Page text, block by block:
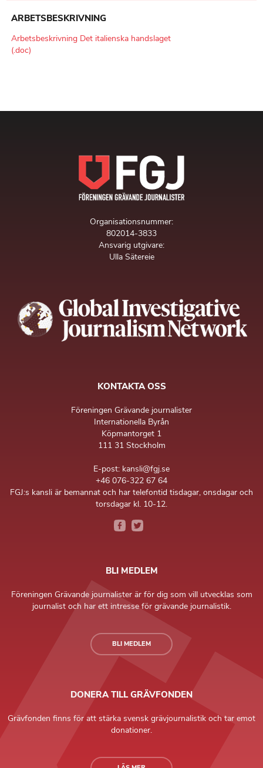
ARBETSBESKRIVNING
Arbetsbeskrivning Det italienska handslaget
(.doc)
Organisationsnummer:
802014-3833
Ansvarig utgivare:
Ulla Sätereie
KONTAKTA OSS
Föreningen Grävande journalister
Internationella Byrån
Köpmantorget 1
111 31 Stockholm
E-post: kansli@fgj.se
+46 076-322 67 64
FGJ:s kansli är bemannat och har telefontid tisdagar, onsdagar och
torsdagar kl. 10-12.
BLI MEDLEM
Föreningen Grävande journalister är för dig som vill utvecklas som
journalist och har ett intresse för grävande journalistik.
BLI MEDLEM
DONERA TILL GRÄVFONDEN
Grävfonden finns för att stärka svensk grävjournalistik och tar emot
donationer.